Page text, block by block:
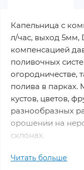
Капельница с
л/час, выход 5мм,
компенсацией
поливочных
огородничестве,
полива в парках.
кустов, цветов,
разнообразных
орошении на
склонах.
Характеристики:
Читать больше